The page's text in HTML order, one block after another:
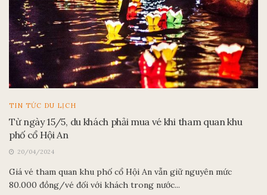
TIN TỨC DU LỊCH
Từ ngày 15/5, du khách phải mua vé khi tham quan khu
phố cổ Hội An
20/04/2024
Giá vé tham quan khu phố cổ Hội An vẫn giữ nguyên mức
80.000 đồng/vé đối với khách trong nước...